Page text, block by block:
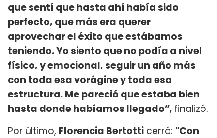
que sentí que hasta ahí había sido
perfecto, que más era querer
aprovechar el éxito que estábamos
teniendo. Yo siento que no podía a nivel
físico, y emocional, seguir un año más
con toda esa vorágine y toda esa
estructura. Me pareció que estaba bien
hasta donde habíamos llegado”, finalizó.
Por último, Florencia Bertotti cerró: "Con